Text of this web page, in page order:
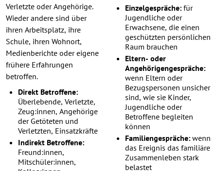
Verletzte oder Angehörige.
Wieder andere sind über
ihren Arbeitsplatz, ihre
Schule, ihren Wohnort,
Medienberichte oder eigene
frühere Erfahrungen
betroffen.
Direkt Betroffene:
Überlebende, Verletzte,
Zeug:innen, Angehörige
der Getöteten und
Verletzten, Einsatzkräfte
Indirekt Betroffene:
Freund:innen,
Mitschüler:innen,
Einzelgespräche: für
Jugendliche oder
Erwachsene, die einen
geschützten persönlichen
Raum brauchen
Eltern- oder
Angehörigengespräche:
wenn Eltern oder
Bezugspersonen unsicher
sind, wie sie Kinder,
Jugendliche oder
Betroffene begleiten
können
Familiengespräche: wenn
das Ereignis das familiäre
Zusammenleben stark
belastet